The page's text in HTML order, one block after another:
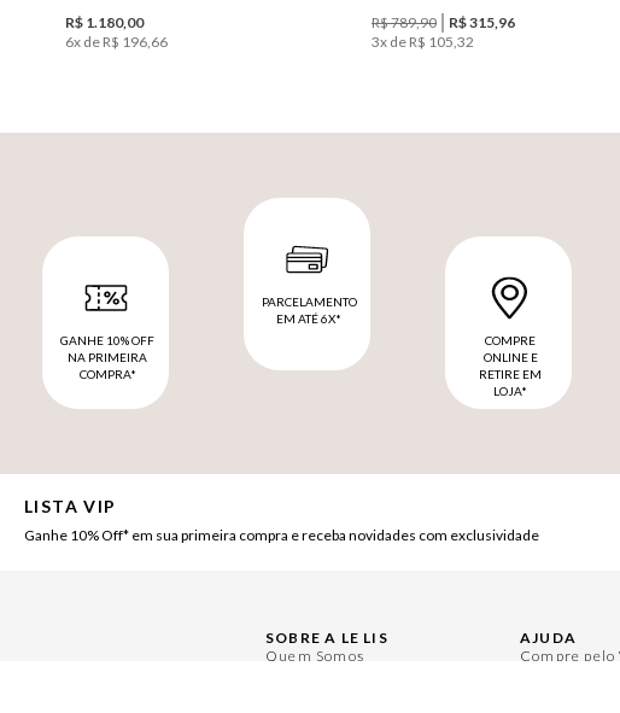
R$ 1.180,00
6x de R$ 196,66
R$ 789,90
R$ 315,96
3x de R$ 105,32
GANHE 10% OFF
NA PRIMEIRA
COMPRA*
PARCELAMENTO
EM ATÉ 6X*
COMPRE
ONLINE E
RETIRE EM
LOJA*
LISTA VIP
Ganhe 10% Off* em sua primeira compra e receba novidades com exclusividade
SOBRE A LE LIS
Quem Somos
AJUDA
Compre pelo